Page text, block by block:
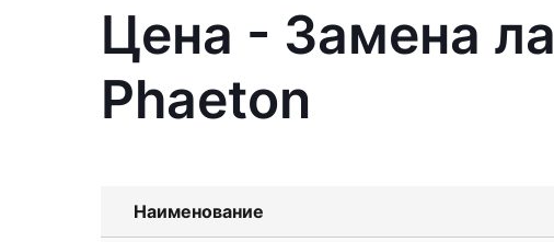
Цена - Замена
Phaeton
Наименование